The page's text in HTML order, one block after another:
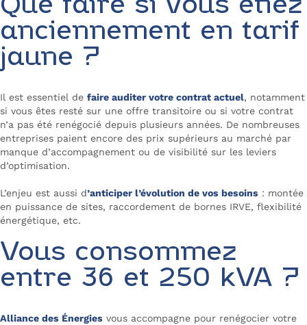
Que faire si vous étiez
anciennement en tarif
jaune ?
Il est essentiel de faire auditer votre contrat actuel, notamment
si vous êtes resté sur une offre transitoire ou si votre contrat
n’a pas été renégocié depuis plusieurs années. De nombreuses
entreprises paient encore des prix supérieurs au marché par
manque d’accompagnement ou de visibilité sur les leviers
d’optimisation.
L’enjeu est aussi d’anticiper l’évolution de vos besoins : montée
en puissance de sites, raccordement de bornes IRVE, flexibilité
énergétique, etc.
Vous consommez
entre 36 et 250 kVA ?
Alliance des Énergies vous accompagne pour renégocier votre